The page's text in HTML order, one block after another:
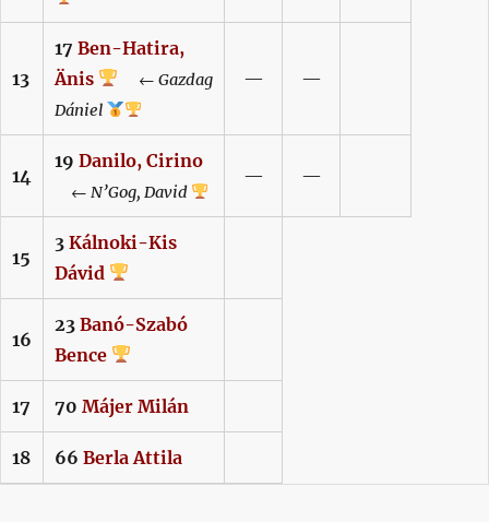
13
17 Ben-Hatira,
Änis
← Gazdag
Dániel
— —
14
19 Danilo, Cirino
← N’Gog, David
— —
15
3 Kálnoki-Kis
Dávid
16
23 Banó-Szabó
Bence
17 70 Májer Milán
18 66 Berla Attila